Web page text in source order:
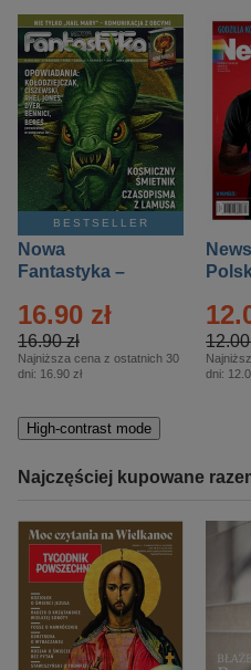
BESTSELLER
Nowa
Fantastyka –
16.90 zł
16.90 zł
Najniższa cena z ostatnich 30
dni: 16.90 zł
12.00
dni:
High-contrast mode
Najczęściej kupowane